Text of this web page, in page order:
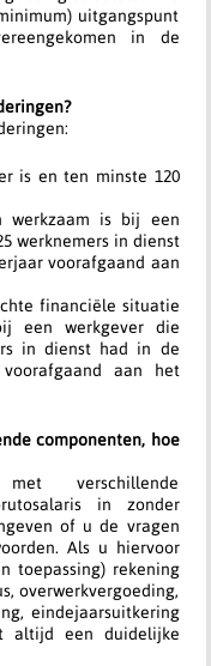
uitgangspunt
in de
is en ten minste 120
werkzaam is bij een
werknemers in dienst
voorafgaand aan
financiële situatie
een werkgever die
in dienst had in de
aan het
componenten, hoe
verschillende
in zonder
of u de vragen
Als u hiervoor
toepassing) rekening
overwerkvergoeding,
eindejaarsuitkering
altijd een duidelijke